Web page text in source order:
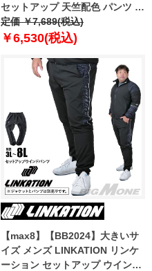
セットアップ 天竺配色 パンツ ア
スレジャー スポーツウェア
lkswp-240402
定価 ￥7,689(税込)
￥6,530(税込)
【max8】【BB2024】大きいサ
イズ メンズ LINKATION リンケ
ーション セットアップ ウインド